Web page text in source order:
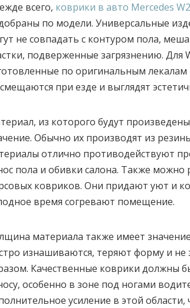
всего, коврики в авто Mercedes
по модели. Универсальные
не совпадать с контуром пола,
подверженные загрязнению. Для
по оригинальным лекалам
при езде и выглядят
из которого будут
Обычно их производят из
отлично противодействуют
пола и обивки салона. Также можно
ковриков. Они придают уют и
время согревают помещение.
материала также имеет
изнашиваются, теряют форму и
Качественные коврики должны
особенно в зоне под ногами
усиление в этой